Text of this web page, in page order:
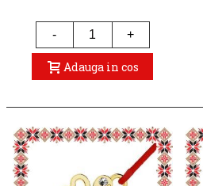
- +
Adauga in cos